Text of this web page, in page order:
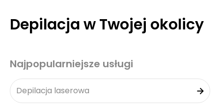
Depilacja w Twojej okolicy
Najpopularniejsze usługi
Depilacja laserowa